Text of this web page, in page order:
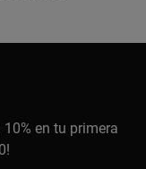
10% en tu primera